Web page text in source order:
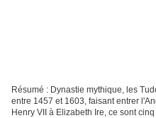
Résumé : Dynastie mythique, les
entre 1457 et 1603, faisant entrer
Henry VII à Elizabeth Ire, ce sont